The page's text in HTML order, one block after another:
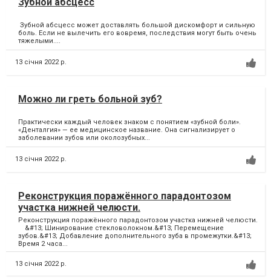
Зубной абсцесс может доставлять большой дискомфорт и сильную
боль. Если не вылечить его вовремя, последствия могут быть очень
тяжелыми....
13 січня 2022 р.
Можно ли греть больной зуб?
Практически каждый человек знаком с понятием «зубной боли».
«Денталгия» — ее медицинское название. Она сигнализирует о
заболевании зубов или околозубных...
13 січня 2022 р.
Реконструкция поражённого парадонтозом
участка нижней челюсти.
Реконструкция поражённого парадонтозом участка нижней челюсти.
⠀ &#13; Шинирование стекловолокном.&#13; Перемещение
зубов.&#13; Добавление дополнительного зуба в промежутки.&#13;
Время 2 часа...
13 січня 2022 р.